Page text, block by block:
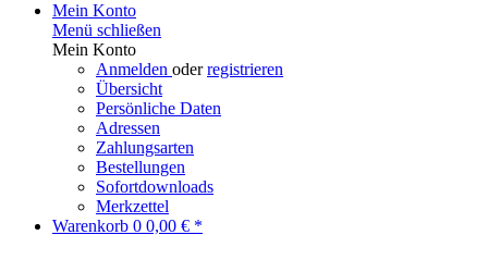
Mein Konto
Menü schließen
Mein Konto
Anmelden oderregistrieren
Übersicht
Persönliche Daten
Adressen
Zahlungsarten
Bestellungen
Sofortdownloads
Merkzettel
Warenkorb 0 0,00 € *